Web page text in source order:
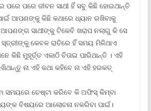
ପରେ ପରେ ଜୀବନ ସାଥୀ ହିଁ ସବୁ କିଛି ହୋଇଥାନ୍ତି
ଆପଣଙ୍କୁ କିଛି କଥାରେ ଧ୍ୟାନ ରଖିବାକୁ
ଆପଣଙ୍ଗ ସାଥୀଙ୍କୁ ଟିକେବି ଖରାପ ନଲାଗୁ କି ସେ
ସ୍ତ୍ରୀଙ୍କୁ କେବଳ ରାତିରେ ହିଁ ସମୟ ମିଳିଥାଏ
କିଛି ମୁହୂର୍ତ୍ତ ଏକାଠି ବିତାଇ ପାରିଥାନ୍ତି । ଏହି
ନା ଏହି କଥା କହିବେ ନା ଏହି ହରକତ୍
ସମୟରେ ଚେଷ୍ଟା କରିବେ କି ଅଫିସ୍ କିମ୍ବା
ବିଷୟରେ ଆଲୋଚନା ନକରିବା ପାଇଁ।